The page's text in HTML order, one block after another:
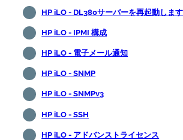
HP iLO - DL380サーバーを再起動します
HP iLO - IPMI 構成
HP iLO - 電子メール通知
HP iLO - SNMP
HP iLO - SNMPv3
HP iLO - SSH
HP iLO - アドバンストライセンス